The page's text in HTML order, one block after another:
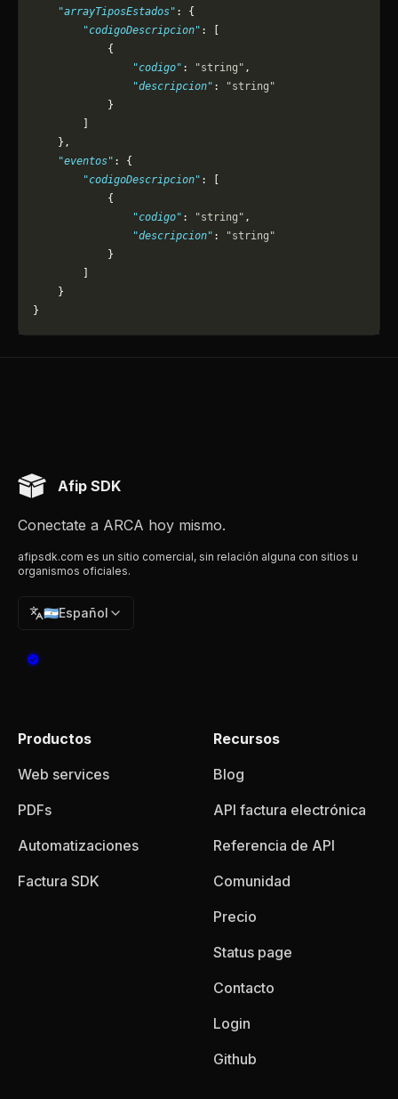
    "arrayTiposEstados"
: {
        "codigoDescripcion"
: [
            {
                "codigo"
: "string" ,
                "descripcion"
:
"string"
            }
    },
    "eventos"
: {
        "codigoDescripcion"
: [
            {
                "codigo"
: "string" ,
                "descripcion"
:
"string"
            }
    }
}
Afip SDK
Conectate a ARCA hoy mismo.
afipsdk.com es un sitio comercial, sin relación alguna con sitios u
organismos oficiales.
🇦🇷Español
Productos
Web services
PDFs
Automatizaciones
Factura SDK
Recursos
Blog
API factura electrónica
Referencia de API
Comunidad
Precio
Status page
Contacto
Login
Github